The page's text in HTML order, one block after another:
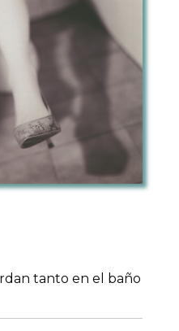
tanto en el baño